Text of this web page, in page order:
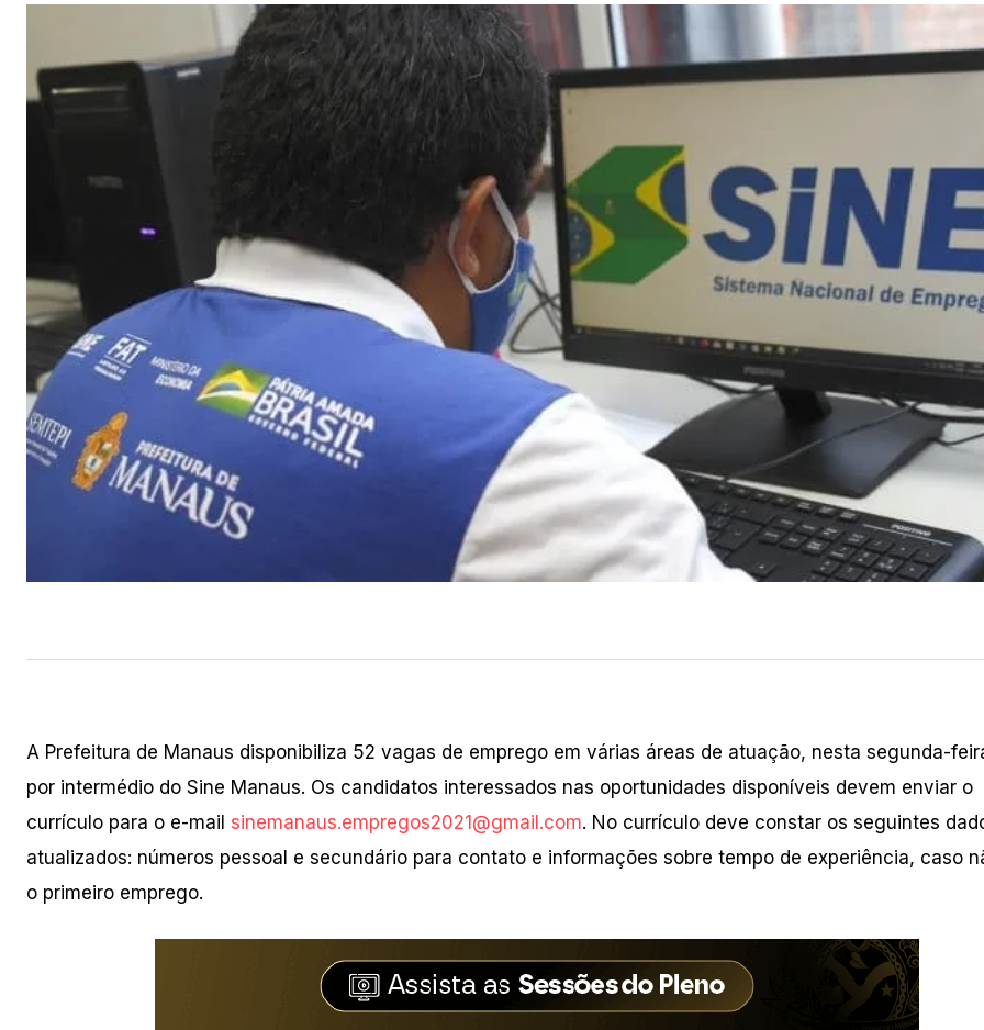
A Prefeitura de Manaus disponibiliza 52 vagas de emprego em várias áreas de atuação, nesta segunda-
por intermédio do Sine Manaus. Os candidatos interessados nas oportunidades disponíveis devem enviar o
currículo para o e-mail sinemanaus.empregos2021@gmail.com. No currículo deve constar os seguintes
atualizados: números pessoal e secundário para contato e informações sobre tempo de experiência, caso
o primeiro emprego.